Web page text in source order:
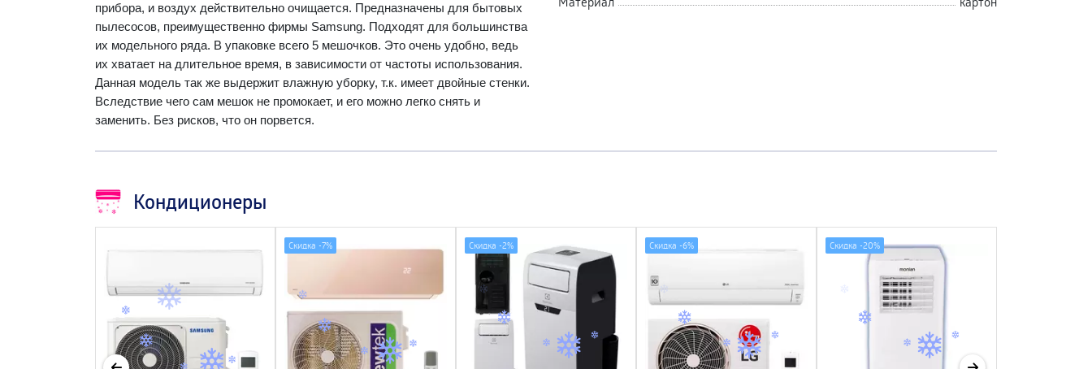
прибора, и воздух действительно очищается. Предназначены для бытовых
пылесосов, преимущественно фирмы Samsung. Подходят для большинства
их модельного ряда. В упаковке всего 5 мешочков. Это очень удобно, ведь
их хватает на длительное время, в зависимости от частоты использования.
Данная модель так же выдержит влажную уборку, т.к. имеет двойные стенки.
Вследствие чего сам мешок не промокает, и его можно легко снять и
заменить. Без рисков, что он порвется.
Кондиционеры
Скидка -7% Скидка -2% Скидка -6% Скидка -20%